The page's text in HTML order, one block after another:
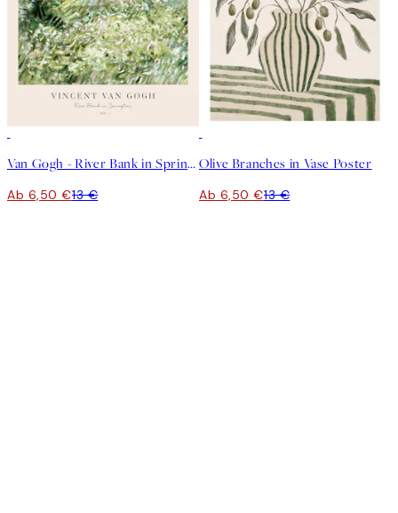
Van Gogh - River Bank in Springtime Poster
Ab 6,50 €13 €
Olive Branches in Vase Poster
Ab 6,50 €13 €